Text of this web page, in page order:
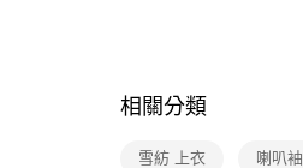
相關分類
雪紡 上衣 喇叭